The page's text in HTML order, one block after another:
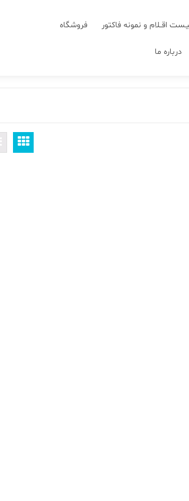
اقــلام و نمونه فاکتور فروشگاه
درباره ما